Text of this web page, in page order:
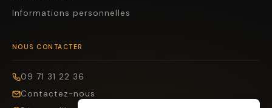
Informations personnelles
NOUS CONTACTER
09 71 31 22 36
Contactez-nous